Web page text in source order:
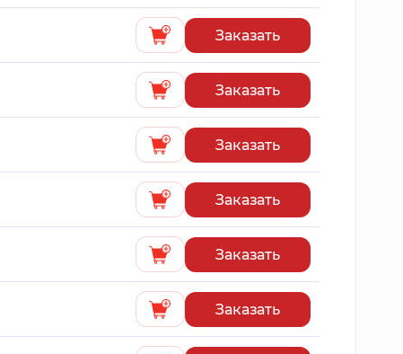
Заказать
Заказать
Заказать
Заказать
Заказать
Заказать